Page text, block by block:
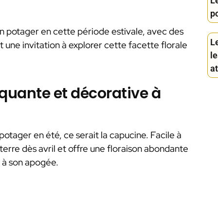
potager en cette période estivale, avec des
une invitation à explorer cette facette florale
et décorative à
en été, ce serait la capucine. Facile à
dès avril et offre une floraison abondante
son apogée.